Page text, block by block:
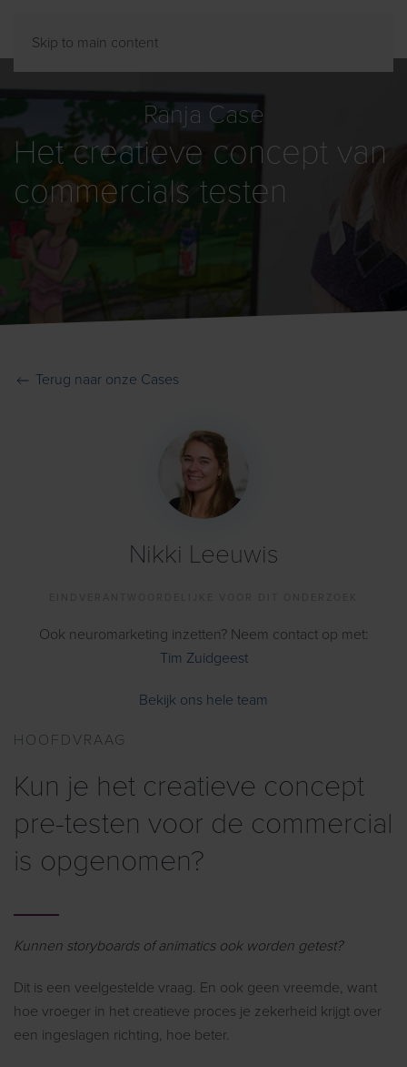
Skip to main content
Ranja Case
Het creatieve concept van
commercials testen
Terug naar onze Cases
Nikki Leeuwis
Ook neuromarketing inzetten? Neem contact op met:
Tim Zuidgeest
Bekijk ons hele team
HOOFDVRAAG
Kun je het creatieve concept
pre-testen voor de commercial
is opgenomen?
Kunnen storyboards of animatics ook worden getest?
Dit is een veelgestelde vraag. En ook geen vreemde, want
hoe vroeger in het creatieve proces je zekerheid krijgt over
een ingeslagen richting, hoe beter.